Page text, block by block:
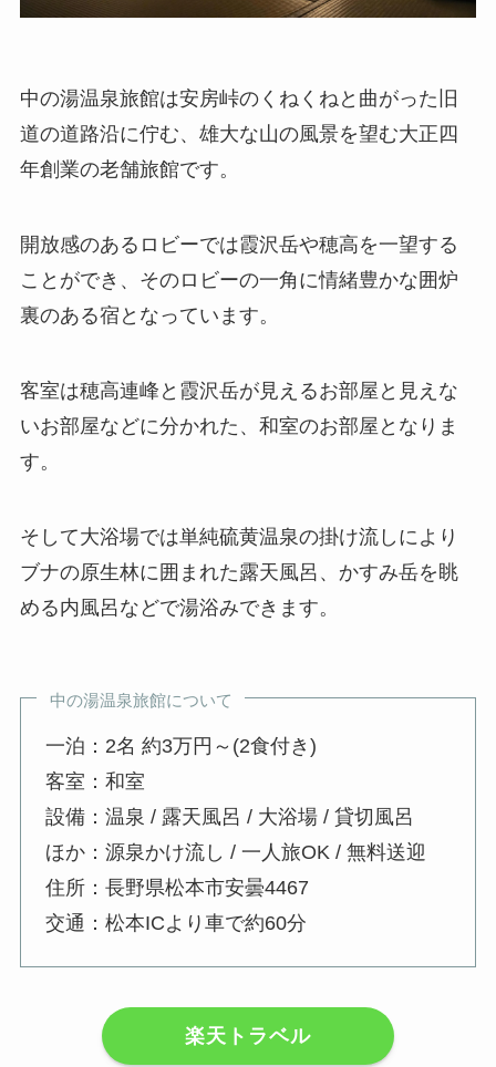
中の湯温泉旅館は安房峠のくねくねと曲がった旧
道の道路沿に佇む、雄大な山の風景を望む大正四
年創業の老舗旅館です。
開放感のあるロビーでは霞沢岳や穂高を一望する
ことができ、そのロビーの一角に情緒豊かな囲炉
裏のある宿となっています。
客室は穂高連峰と霞沢岳が見えるお部屋と見えな
いお部屋などに分かれた、和室のお部屋となりま
す。
そして大浴場では単純硫黄温泉の掛け流しにより
ブナの原生林に囲まれた露天風呂、かすみ岳を眺
める内風呂などで湯浴みできます。
中の湯温泉旅館について
一泊：2名 約3万円～(2食付き)
客室：和室
設備：温泉 / 露天風呂 / 大浴場 / 貸切風呂
ほか：源泉かけ流し / 一人旅OK / 無料送迎
住所：長野県松本市安曇4467
交通：松本ICより車で約60分
楽天トラベル